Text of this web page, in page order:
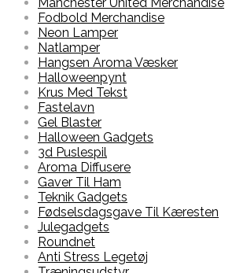
Fodbold Merchandise
Neon Lamper
Natlamper
Hangsen Aroma Væsker
Halloweenpynt
Krus Med Tekst
Fastelavn
Gel Blaster
Halloween Gadgets
3d Puslespil
Aroma Diffusere
Gaver Til Ham
Teknik Gadgets
Fødselsdagsgave Til Kæresten
Julegadgets
Roundnet
Anti Stress Legetøj